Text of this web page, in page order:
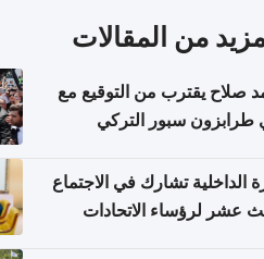
من المقالات
صلاح يقترب من التوقيع مع
طرابزون سبور التركي
الداخلية تشارك في الاجتماع
عشر لرؤساء الاتحادات